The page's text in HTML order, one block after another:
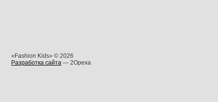
«Fashion Kids» © 2026
Разработка сайта — 2Opexa